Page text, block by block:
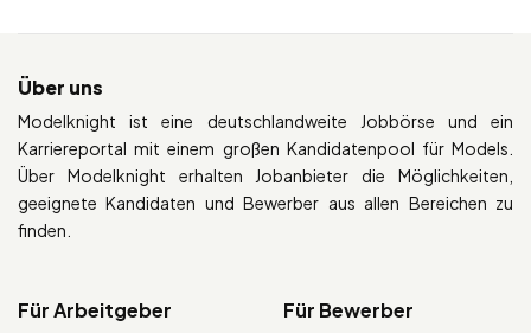
Über uns
Modelknight ist eine deutschlandweite Jobbörse und ein
Karriereportal mit einem großen Kandidatenpool für Models.
Über Modelknight erhalten Jobanbieter die Möglichkeiten,
geeignete Kandidaten und Bewerber aus allen Bereichen zu
finden.
Für Arbeitgeber Für Bewerber